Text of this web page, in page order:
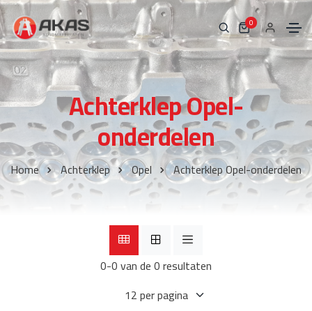
0
Achterklep Opel-
onderdelen
Home Achterklep Opel Achterklep Opel-onderdelen
0-0 van de 0 resultaten